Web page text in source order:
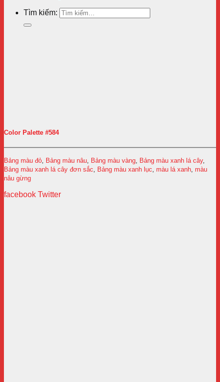
Tìm kiếm:
Color Palette #584
Bảng màu đỏ, Bảng màu nâu, Bảng màu vàng, Bảng màu xanh lá cây,
Bảng màu xanh lá cây đơn sắc, Bảng màu xanh lục, màu lá xanh, màu
nâu gừng
facebook Twitter